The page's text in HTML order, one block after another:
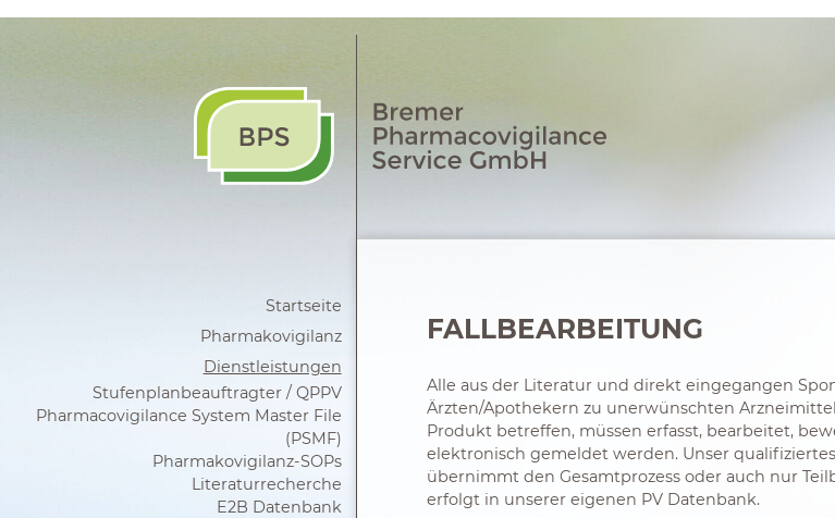
Startseite
Pharmakovigilanz
Dienstleistungen
Stufenplanbeauftragter / QPPV
Pharmacovigilance System Master File
(PSMF)
Pharmakovigilanz-SOPs
Literaturrecherche
E2B Datenbank
FALLBEARBEITUNG
Alle aus der Literatur und direkt eingegangen
Ärzten/Apothekern zu unerwünschten
Produkt betreffen, müssen erfasst, bearbeitet,
elektronisch gemeldet werden. Unser
übernimmt den Gesamtprozess oder auch nur
erfolgt in unserer eigenen PV Datenbank.